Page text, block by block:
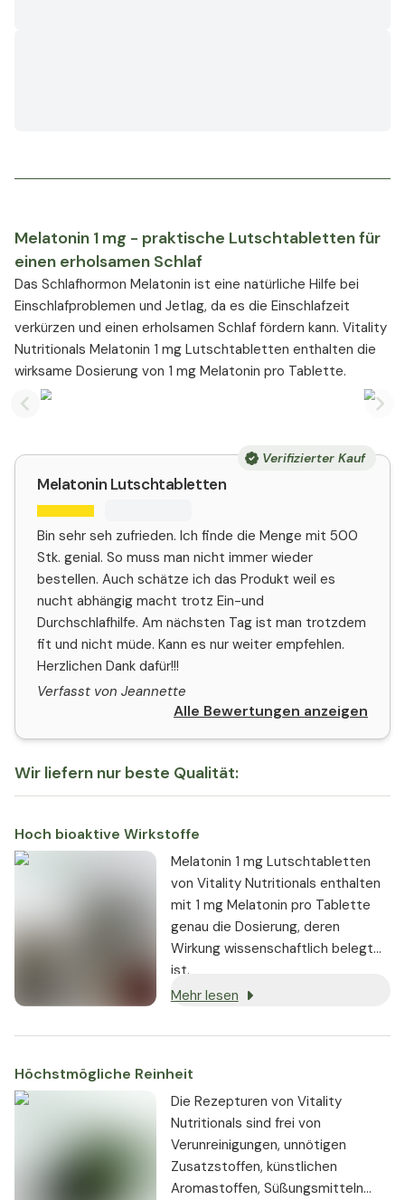
Melatonin 1 mg - praktische Lutschtabletten für
einen erholsamen Schlaf
Das Schlafhormon Melatonin ist eine natürliche Hilfe bei
Einschlafproblemen und Jetlag, da es die Einschlafzeit
verkürzen und einen erholsamen Schlaf fördern kann. Vitality
Nutritionals Melatonin 1 mg Lutschtabletten enthalten die
wirksame Dosierung von 1 mg Melatonin pro Tablette.
Previous slide
Verifizierter Kauf
Melatonin Lutschtabletten
Bin sehr seh zufrieden. Ich finde die Menge mit 500
Stk. genial. So muss man nicht immer wieder
bestellen. Auch schätze ich das Produkt weil es
nucht abhängig macht trotz Ein-und
Durchschlafhilfe. Am nächsten Tag ist man trotzdem
fit und nicht müde. Kann es nur weiter empfehlen.
Herzlichen Dank dafür!!!
Verfasst von Jeannette
Alle Bewertungen anzeigen
Wir liefern nur beste Qualität:
Hoch bioaktive Wirkstoffe
Melatonin 1 mg Lutschtabletten
von Vitality Nutritionals enthalten
mit 1 mg Melatonin pro Tablette
genau die Dosierung, deren
Wirkung wissenschaftlich belegt
ist.
Mehr lesen
Höchstmögliche Reinheit
Die Rezepturen von Vitality
Nutritionals sind frei von
Verunreinigungen, unnötigen
Zusatzstoffen, künstlichen
Aromastoffen, Süßungsmitteln